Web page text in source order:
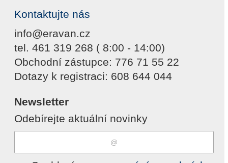
Kontaktujte nás
info@eravan.cz
tel. 461 319 268 ( 8:00 - 14:00)
Obchodní zástupce: 776 71 55 22
Dotazy k registraci: 608 644 044
Newsletter
Odebírejte aktuální novinky